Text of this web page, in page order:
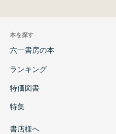
本を探す
六一書房の本
ランキング
特価図書
特集
書店様へ